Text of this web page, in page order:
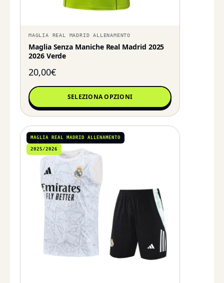
MAGLIA REAL MADRID ALLENAMENTO
Maglia Senza Maniche Real Madrid 2025
2026 Verde
20,00€
SELEZIONA OPZIONI
MAGLIA REAL MADRID ALLENAMENTO
2025/2026